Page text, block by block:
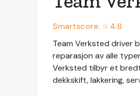
Smartscore: ☆4.8
Team Verksted driver
reparasjon av alle
Verksted tilbyr et
dekkskift, lakkering,